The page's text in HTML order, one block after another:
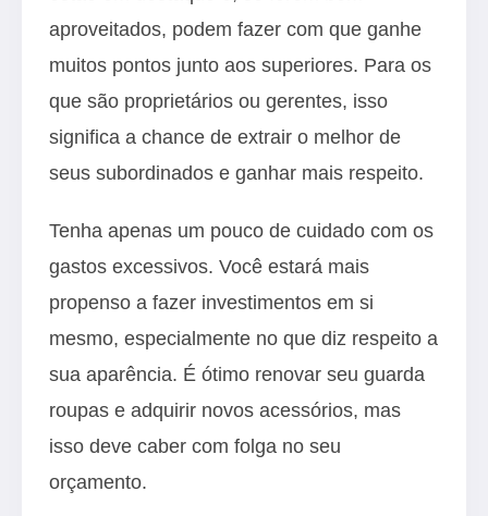
aproveitados, podem fazer com que ganhe
muitos pontos junto aos superiores. Para os
que são proprietários ou gerentes, isso
significa a chance de extrair o melhor de
seus subordinados e ganhar mais respeito.
Tenha apenas um pouco de cuidado com os
gastos excessivos. Você estará mais
propenso a fazer investimentos em si
mesmo, especialmente no que diz respeito a
sua aparência. É ótimo renovar seu guarda
roupas e adquirir novos acessórios, mas
isso deve caber com folga no seu
orçamento.